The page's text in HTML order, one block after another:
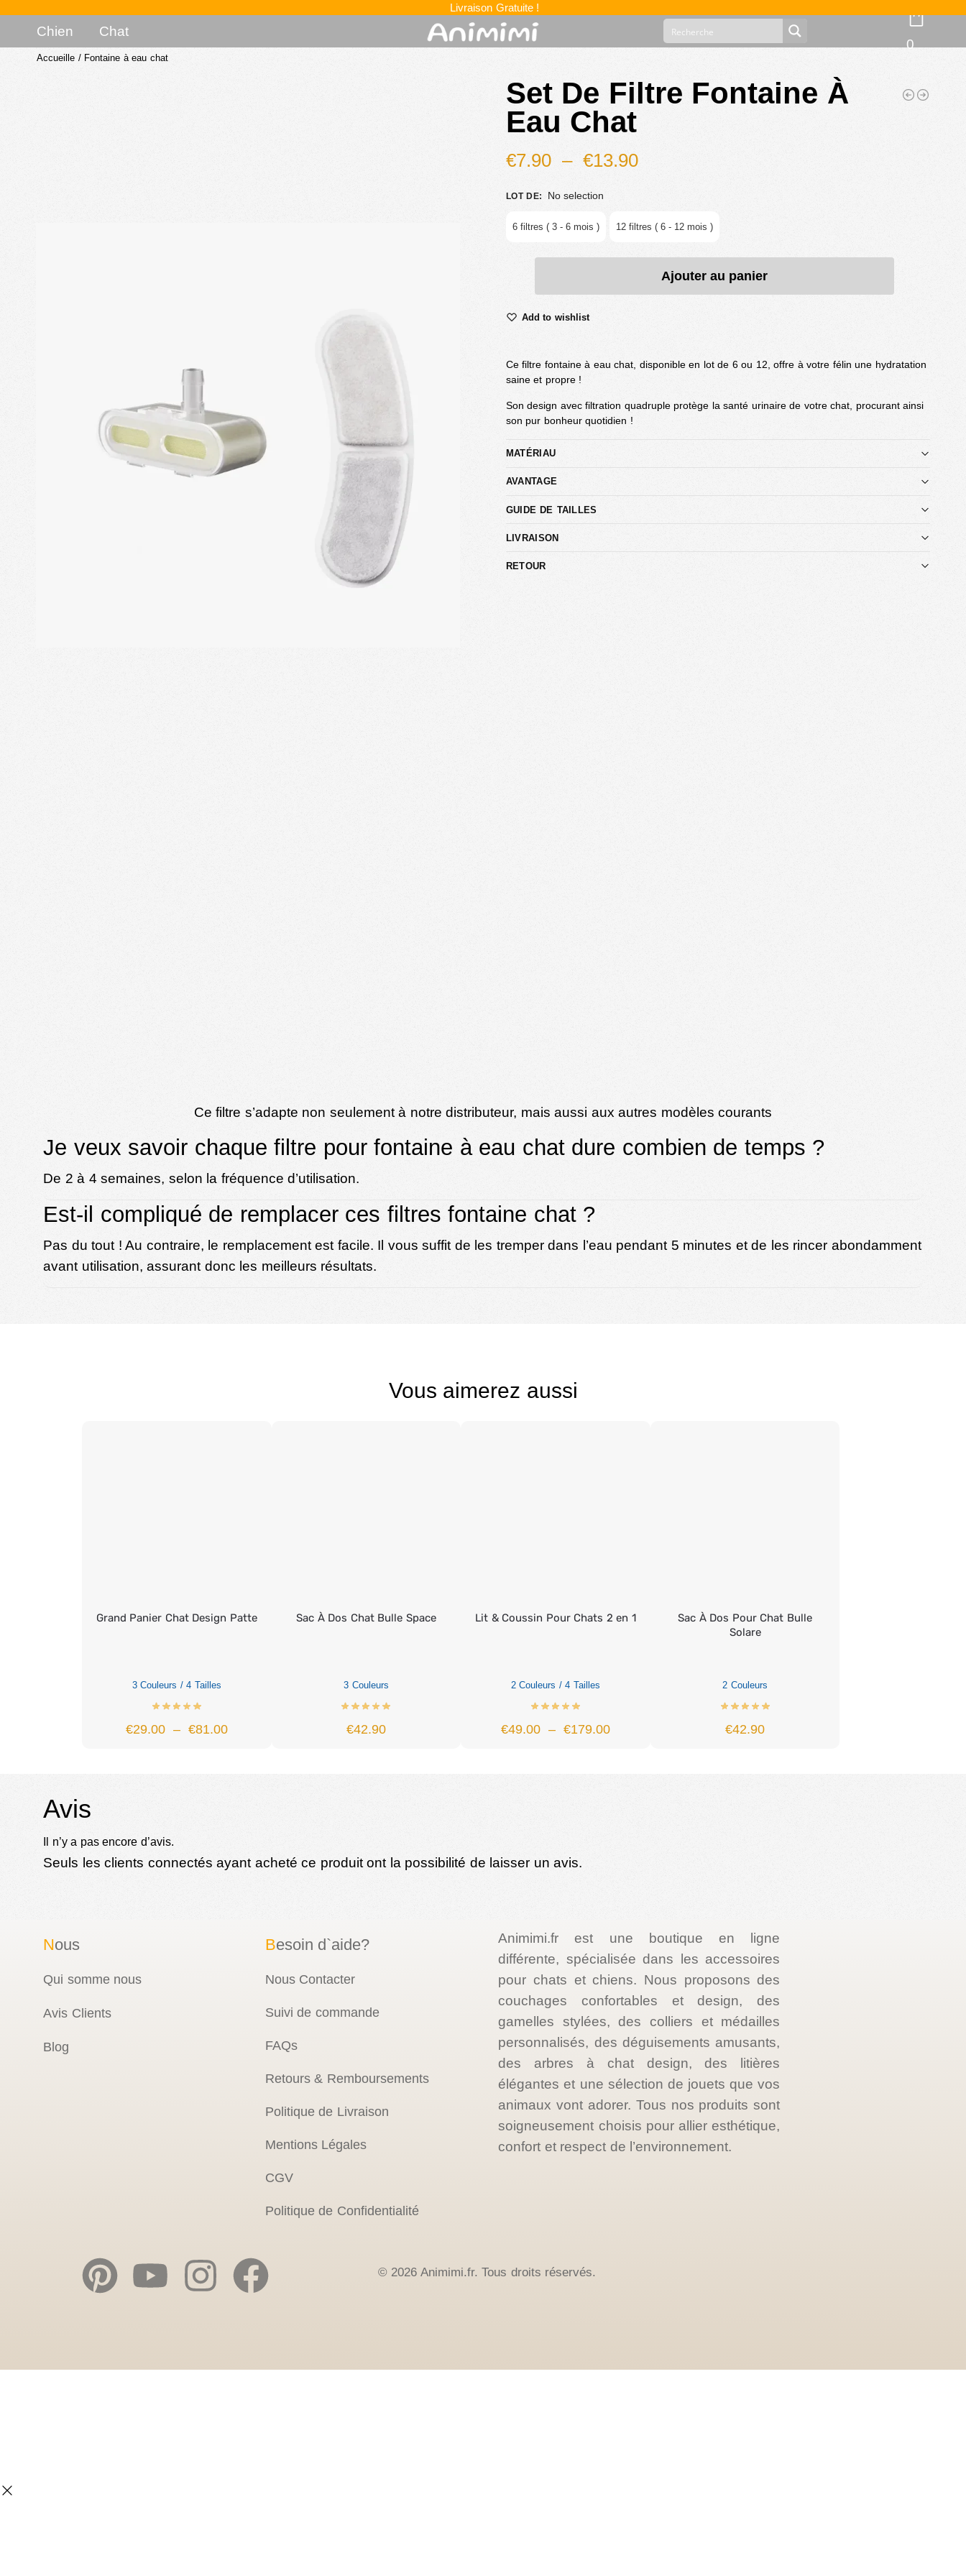
Livraison Gratuite !
Chien
Chat
0
Accueille / Fontaine à eau chat
Set De Filtre Fontaine À
Eau Chat
€7.90 – €13.90
LOT DE: No selection
6 filtres ( 3 - 6 mois ) 12 filtres ( 6 - 12 mois )
Ajouter au panier
Add to wishlist
Ce filtre fontaine à eau chat, disponible en lot de 6 ou 12, offre à votre félin une hydratation
saine et propre !
Son design avec filtration quadruple protège la santé urinaire de votre chat, procurant ainsi
son pur bonheur quotidien !
MATÉRIAU
AVANTAGE
GUIDE DE TAILLES
LIVRAISON
RETOUR
Ce filtre s’adapte non seulement à notre distributeur, mais aussi aux autres modèles courants
Je veux savoir chaque filtre pour fontaine à eau chat dure combien de temps ?
De 2 à 4 semaines, selon la fréquence d’utilisation.
Est-il compliqué de remplacer ces filtres fontaine chat ?
Pas du tout ! Au contraire, le remplacement est facile. Il vous suffit de les tremper dans l’eau pendant 5 minutes et de les rincer abondamment
avant utilisation, assurant donc les meilleurs résultats.
Vous aimerez aussi
Grand Panier Chat Design Patte
3 Couleurs / 4 Tailles
€29.00 – €81.00
Sac À Dos Chat Bulle Space
3 Couleurs
€42.90
Lit & Coussin Pour Chats 2 en 1
2 Couleurs / 4 Tailles
€49.00 – €179.00
Sac À Dos Pour Chat Bulle
Solare
2 Couleurs
€42.90
Avis
Il n’y a pas encore d’avis.
Seuls les clients connectés ayant acheté ce produit ont la possibilité de laisser un avis.
Nous
Qui somme nous
Avis Clients
Blog
Besoin d`aide?
Nous Contacter
Suivi de commande
FAQs
Retours & Remboursements
Politique de Livraison
Mentions Légales
CGV
Politique de Confidentialité
Animimi.fr est une boutique en ligne
différente, spécialisée dans les accessoires
pour chats et chiens. Nous proposons des
couchages confortables et design, des
gamelles stylées, des colliers et médailles
personnalisés, des déguisements amusants,
des arbres à chat design, des litières
élégantes et une sélection de jouets que vos
animaux vont adorer. Tous nos produits sont
soigneusement choisis pour allier esthétique,
confort et respect de l’environnement.
© 2026 Animimi.fr. Tous droits réservés.